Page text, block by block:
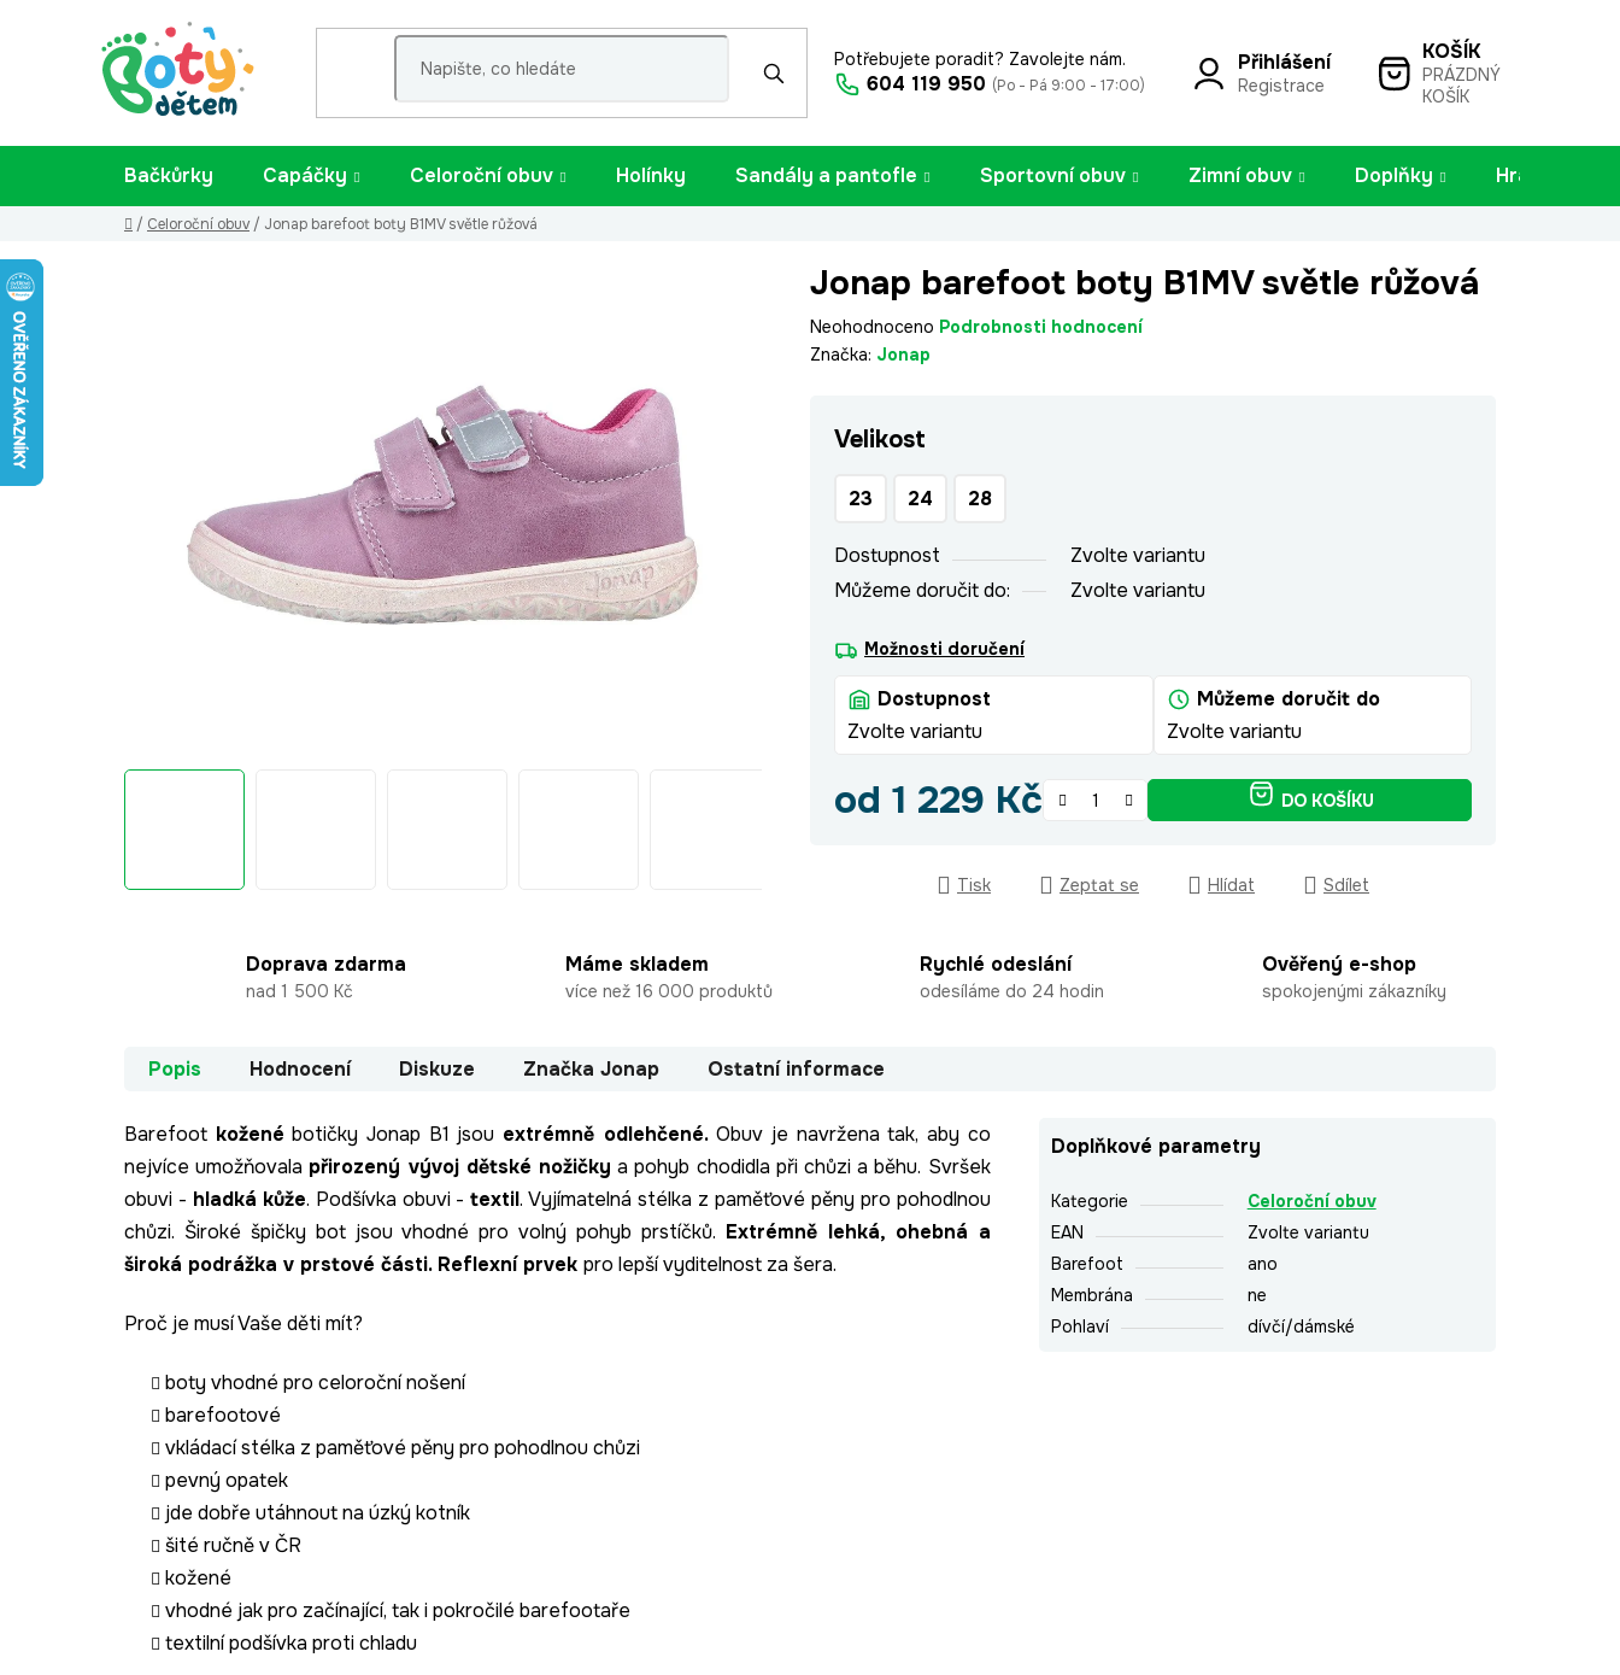
Potřebujete poradit? Zavolejte nám.
604 119 950 (Po - Pá 9:00 - 17:00)
Přihlášení
Registrace
NÁKUPNÍ
KOŠÍK
PRÁZDNÝ
KOŠÍK
Bačkůrky Capáčky Celoroční obuv Holínky Sandály a pantofle Sportovní obuv Zimní obuv Doplňky Hračky
Domů
/ Celoroční obuv / Jonap barefoot boty B1MV světle růžová
Jonap barefoot boty B1MV světle růžová
Průměrné
hodnocení
0,0
Neohodnoceno Podrobnosti hodnocení
Značka: Jonap
Velikost
23 24 28
Dostupnost
Zvolte variantu
Můžeme doručit do:
Zvolte variantu
Možnosti doručení
Dostupnost
Zvolte variantu
Můžeme doručit do
Zvolte variantu
od 1 229 Kč DO KOŠÍKU
Tisk Zeptat se Hlídat Sdílet
Doprava zdarma
nad 1 500 Kč
Máme skladem
více než 16 000 produktů
Rychlé odeslání
odesíláme do 24 hodin
Ověřený e-shop
spokojenými zákazníky
Popis Hodnocení Diskuze Značka Jonap Ostatní informace
Barefoot kožené botičky Jonap B1 jsou extrémně odlehčené.Obuv je navržena tak, aby co
nejvíce umožňovala přirozený vývoj dětské nožičky a pohyb chodidla při chůzi a běhu. Svršek
obuvi - hladká kůže. Podšívka obuvi -textil.Vyjímatelná stélka z paměťové pěny pro pohodlnou
chůzi. Široké špičky bot jsou vhodné pro volný pohyb prstíčků. Extrémně lehká, ohebná a
široká podrážka v prstové části. Reflexní prvek pro lepší vyditelnost za šera.
Proč je musí Vaše děti mít?
boty vhodné pro celoroční nošení
barefootové
vkládací stélka z paměťové pěny pro pohodlnou chůzi
pevný opatek
jde dobře utáhnout na úzký kotník
šité ručně v ČR
kožené
vhodné jak pro začínající, tak i pokročilé barefootaře
textilní podšívka proti chladu
Doplňkové parametry
Kategorie
Celoroční obuv
EAN
Zvolte variantu
Barefoot
ano
Membrána
ne
Pohlaví
dívčí/dámské